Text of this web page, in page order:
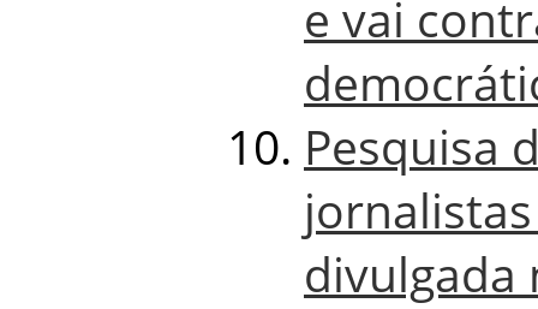
e vai
Pesquisa
divulgada